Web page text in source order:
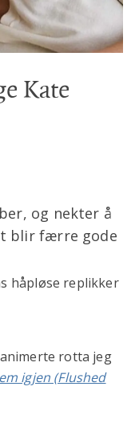
Kate
og nekter å
blir færre gode
håpløse replikker
rotta jeg
igjen (Flushed